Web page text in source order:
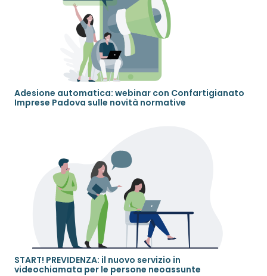
Adesione automatica: webinar con Confartigianato
Imprese Padova sulle novità normative
START! PREVIDENZA: il nuovo servizio in
videochiamata per le persone neoassunte